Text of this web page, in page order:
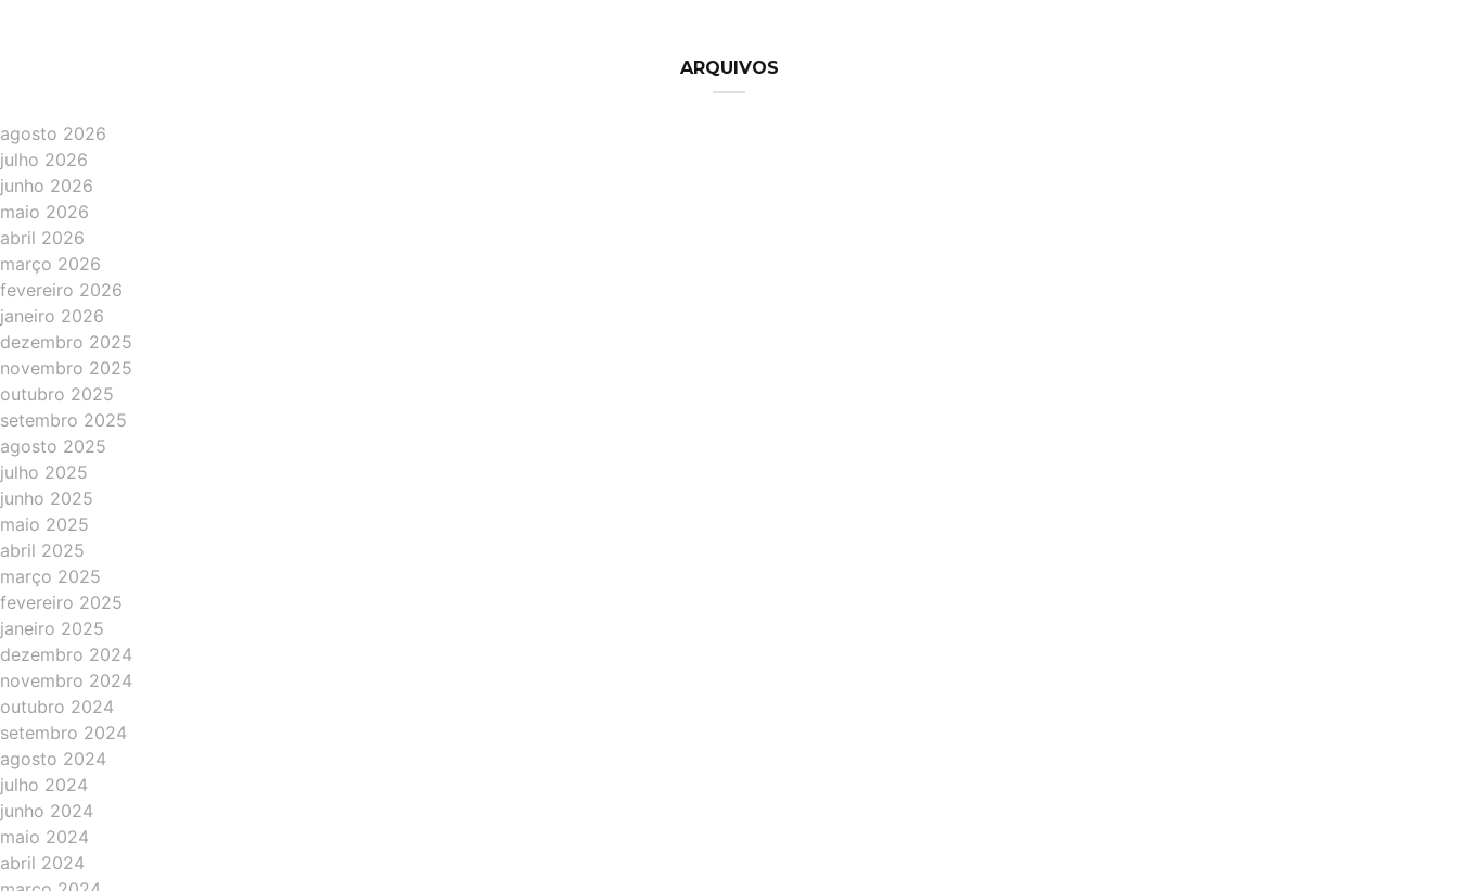
ARQUIVOS
agosto 2026
julho 2026
junho 2026
maio 2026
abril 2026
março 2026
fevereiro 2026
janeiro 2026
dezembro 2025
novembro 2025
outubro 2025
setembro 2025
agosto 2025
julho 2025
junho 2025
maio 2025
abril 2025
março 2025
fevereiro 2025
janeiro 2025
dezembro 2024
novembro 2024
outubro 2024
setembro 2024
agosto 2024
julho 2024
junho 2024
maio 2024
abril 2024